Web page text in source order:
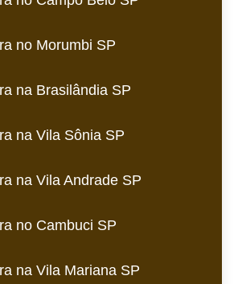
no Morumbi SP
na Brasilândia SP
na Vila Sônia SP
na Vila Andrade SP
no Cambuci SP
na Vila Mariana SP